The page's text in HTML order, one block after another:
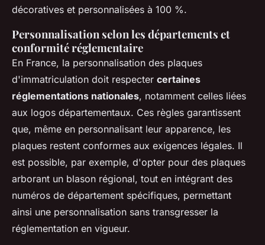
décoratives et personnalisées à 100 %.
Personnalisation selon les départements et
conformité réglementaire
En France, la personnalisation des plaques
d'immatriculation doit respecter certaines
réglementations nationales, notamment celles liées
aux logos départementaux. Ces règles garantissent
que, même en personnalisant leur apparence, les
plaques restent conformes aux exigences légales. Il
est possible, par exemple, d'opter pour des plaques
arborant un blason régional, tout en intégrant des
numéros de département spécifiques, permettant
ainsi une personnalisation sans transgresser la
réglementation en vigueur.